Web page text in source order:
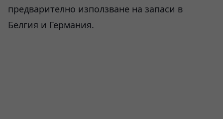
предварително използване на запаси в
Белгия и Германия.